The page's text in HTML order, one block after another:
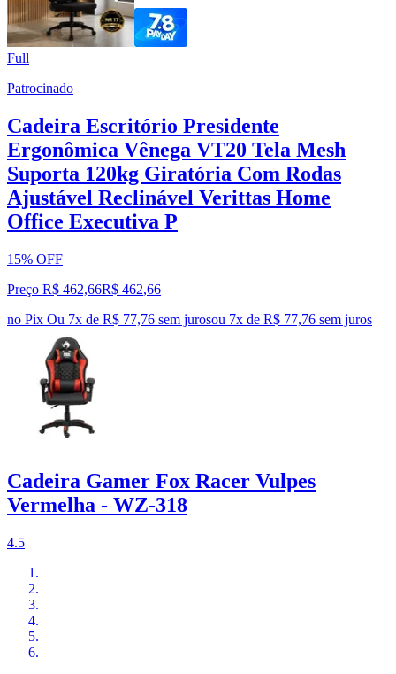
Full
Patrocinado
Cadeira Escritório Presidente
Ergonômica Vênega VT20 Tela Mesh
Suporta 120kg Giratória Com Rodas
Ajustável Reclinável Verittas Home
Office Executiva P
15% OFF
Preço R$ 462,66R$ 462,66
no Pix Ou 7x de R$ 77,76 sem jurosou 7x de R$ 77,76 sem juros
Cadeira Gamer Fox Racer Vulpes
Vermelha - WZ-318
4.5